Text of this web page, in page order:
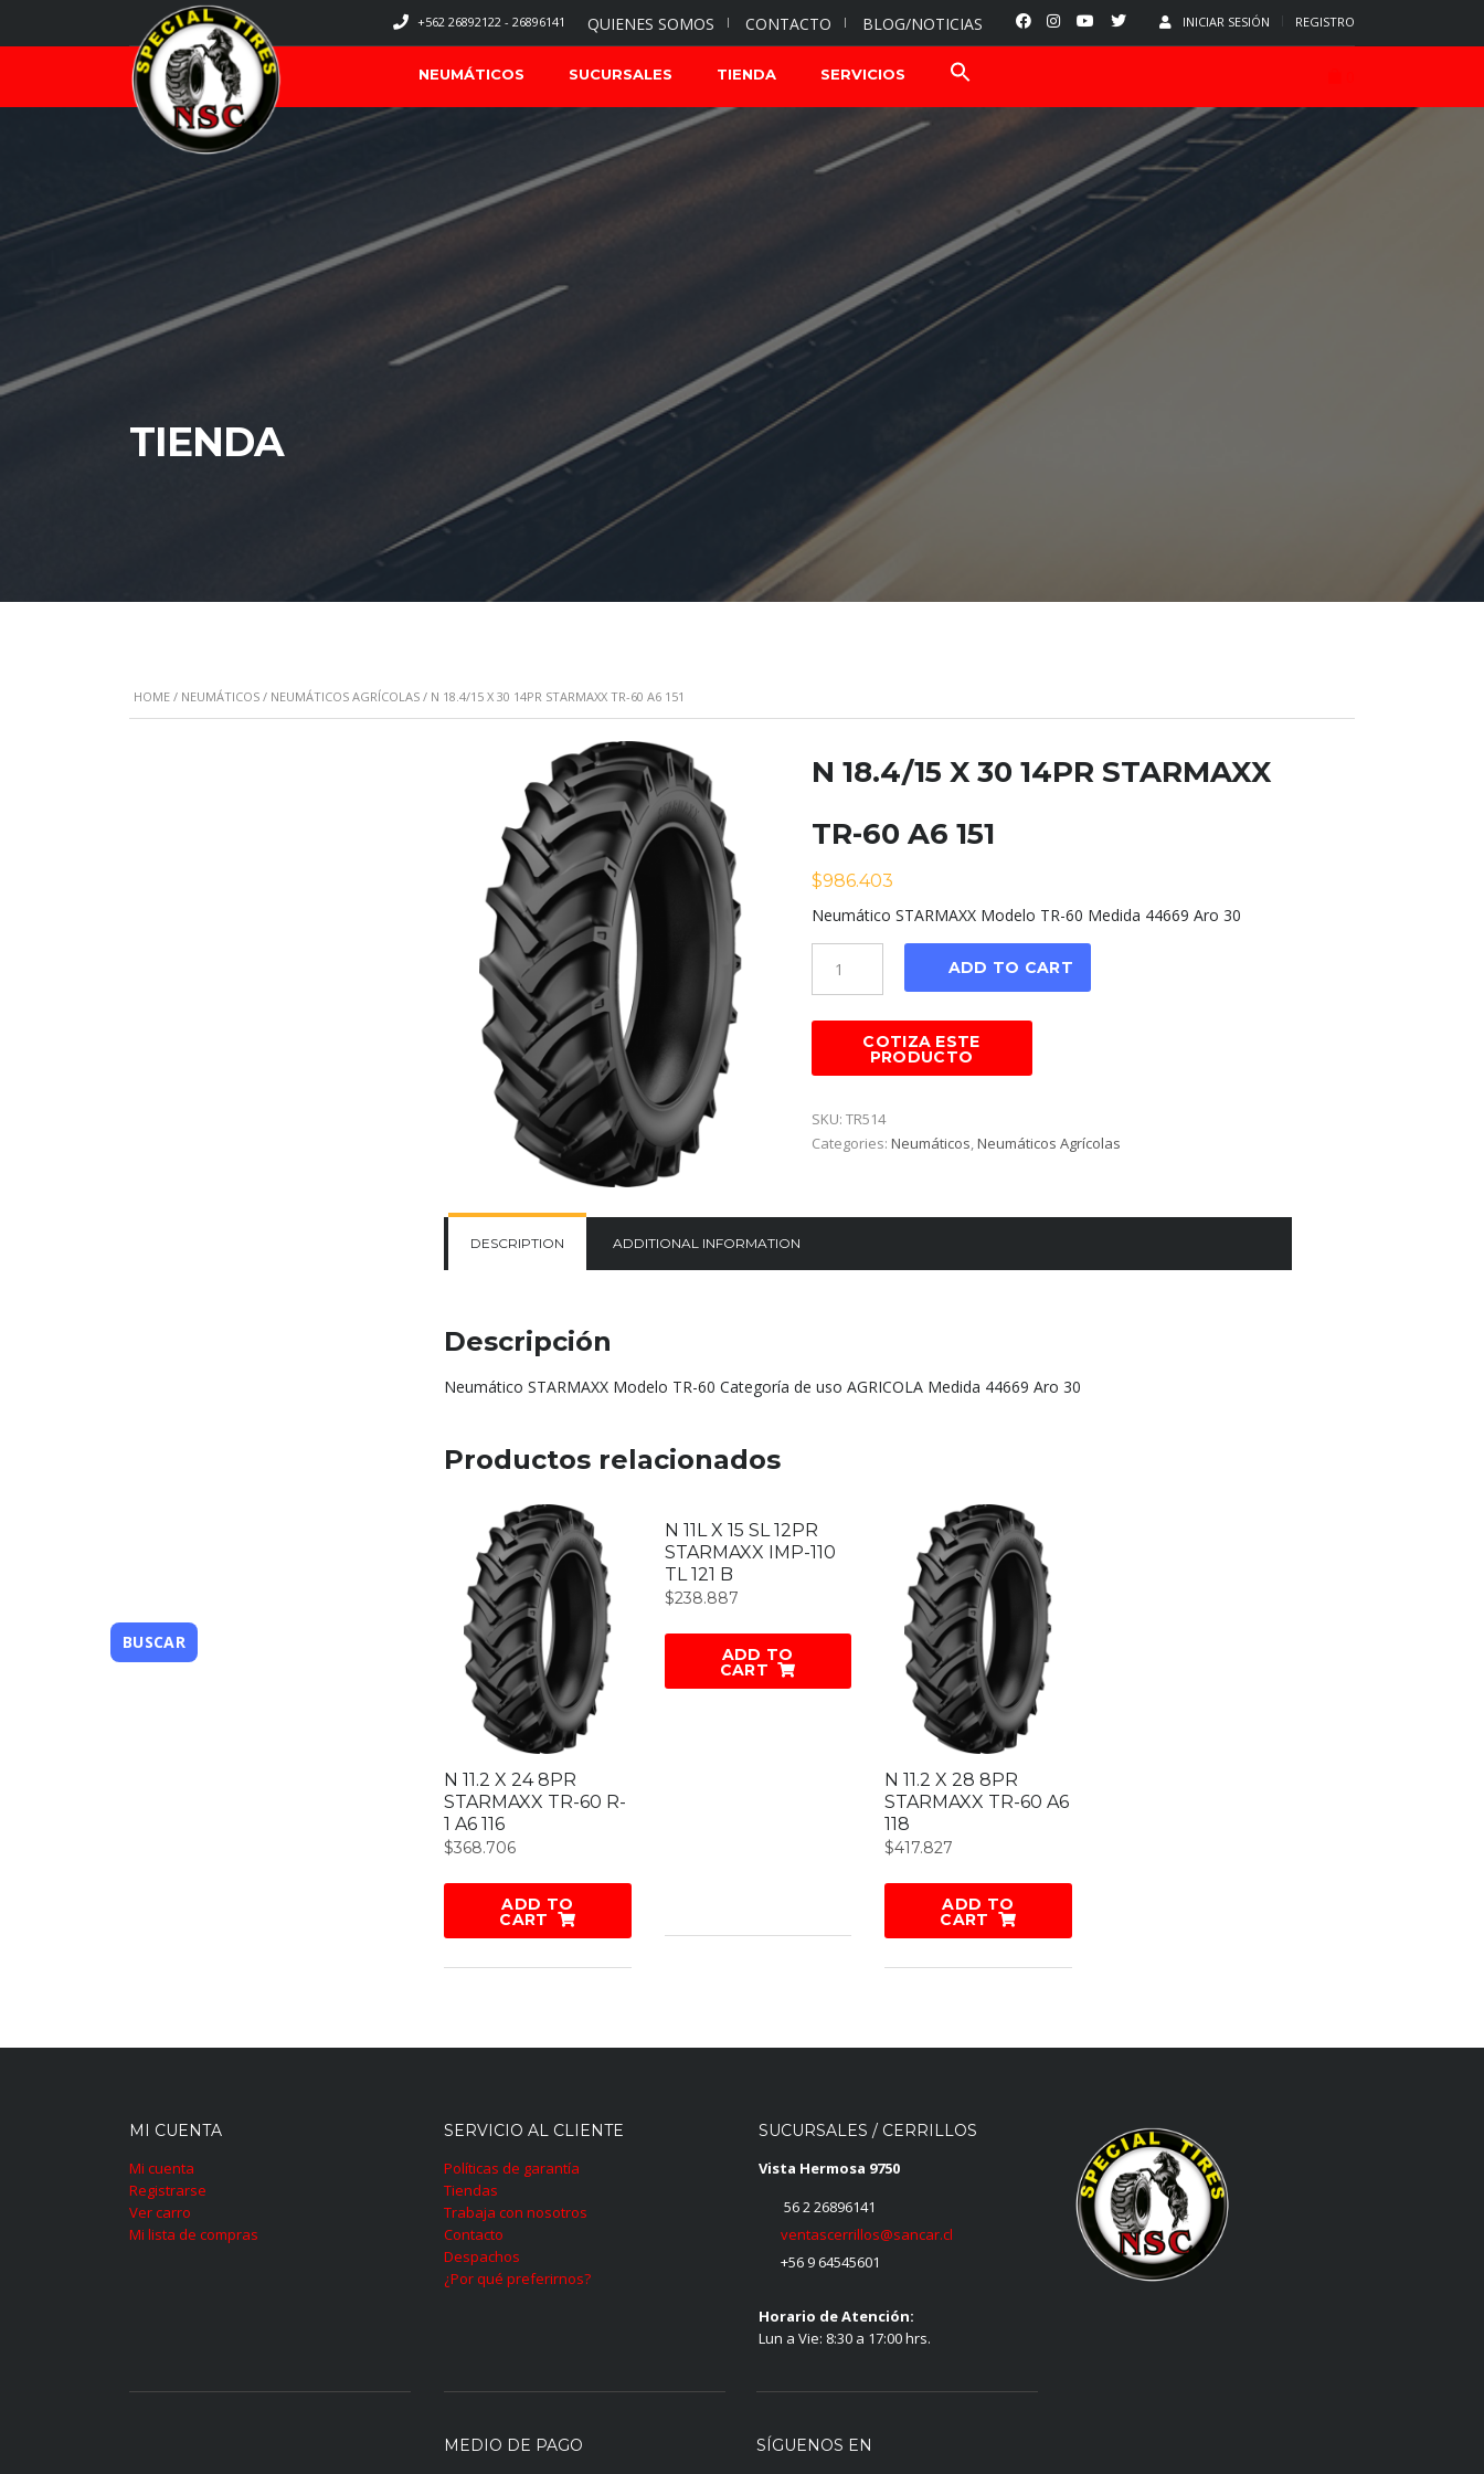
INICIAR SESIÓN REGISTRO
QUIENES SOMOS CONTACTO BLOG/NOTICIAS
+562 26892122 - 26896141
NEUMÁTICOS SUCURSALES TIENDA SERVICIOS
TIENDA
HOME / NEUMÁTICOS / NEUMÁTICOS AGRÍCOLAS / N 18.4/15 X 30 14PR STARMAXX TR-60 A6 151
N 18.4/15 X 30 14PR STARMAXX
TR-60 A6 151
$986.403
Neumático STARMAXX Modelo TR-60 Medida 44669 Aro 30
ADD TO CART
SKU: TR514
Categories: Neumáticos,Neumáticos Agrícolas
DESCRIPTION ADDITIONAL INFORMATION
Descripción
Neumático STARMAXX Modelo TR-60 Categoría de uso AGRICOLA Medida 44669 Aro 30
Productos relacionados
N 11.2 X 24 8PR
STARMAXX TR-60 R-
1 A6 116
$368.706
ADD TO
CART
N 11L X 15 SL 12PR
STARMAXX IMP-110
TL 121 B
$238.887
ADD TO
CART
N 11.2 X 28 8PR
STARMAXX TR-60 A6
118
$417.827
ADD TO
CART
MI CUENTA
Mi cuenta
Registrarse
Ver carro
Mi lista de compras
SERVICIO AL CLIENTE
Políticas de garantía
Tiendas
Trabaja con nosotros
Contacto
Despachos
¿Por qué preferirnos?
SUCURSALES / CERRILLOS
Vista Hermosa 9750
56 2 26896141
ventascerrillos@sancar.cl
+56 9 64545601
Horario de Atención:
Lun a Vie: 8:30 a 17:00 hrs.
MEDIO DE PAGO SÍGUENOS EN